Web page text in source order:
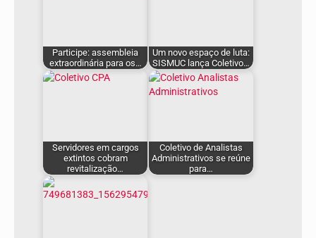
Participe: assembleia
extraordinária para os…
Um novo espaço de luta:
SISMUC lança Coletivo…
Servidores em cargos
extintos cobram
revitalização…
Coletivo de Analistas
Administrativos se reúne
para…